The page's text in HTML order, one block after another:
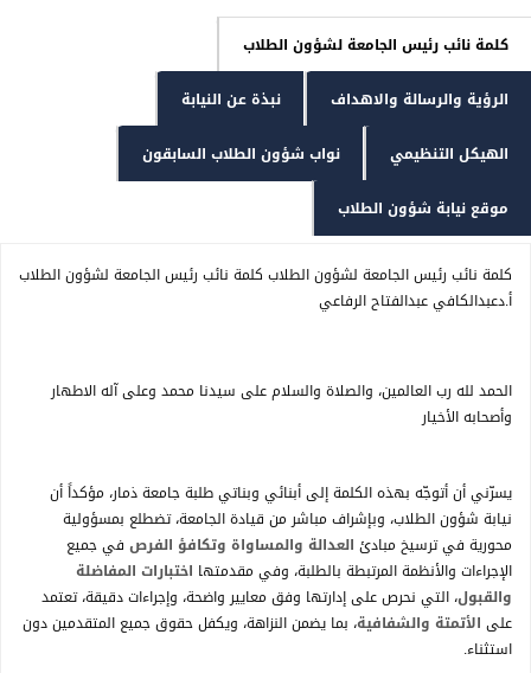
كلمة نائب رئيس الجامعة لشؤون الطلاب
الرؤية والرسالة والاهداف نبذة عن النيابة
الهيكل التنظيمي نواب شؤون الطلاب السابقون
موقع نيابة شؤون الطلاب
كلمة نائب رئيس الجامعة لشؤون الطلاب كلمة نائب رئيس الجامعة لشؤون الطلاب
أ.دعبدالكافي عبدالفتاح الرفاعي
الحمد لله رب العالمين، والصلاة والسلام على سيدنا محمد وعلى آله الاطهار
وأصحابه الأخيار
يسرّني أن أتوجّه بهذه الكلمة إلى أبنائي وبناتي طلبة جامعة ذمار، مؤكداً أن
نيابة شؤون الطلاب، وبإشراف مباشر من قيادة الجامعة، تضطلع بمسؤولية
محورية في ترسيخ مبادئ العدالة والمساواة وتكافؤ الفرص في جميع
الإجراءات والأنظمة المرتبطة بالطلبة، وفي مقدمتها اختبارات المفاضلة
والقبول، التي نحرص على إدارتها وفق معايير واضحة، وإجراءات دقيقة، تعتمد
على الأتمتة والشفافية، بما يضمن النزاهة، ويكفل حقوق جميع المتقدمين دون
استثناء.